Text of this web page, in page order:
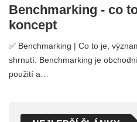
Benchmarking - co
koncept
✅ Benchmarking | Co to je,
shrnutí. Benchmarking je
použití a…